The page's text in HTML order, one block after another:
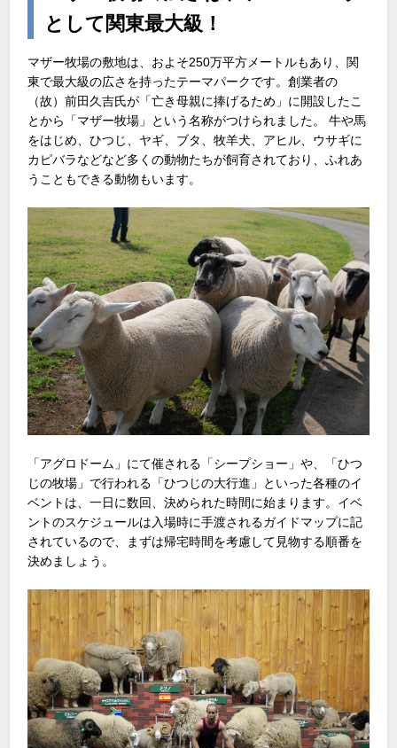
として関東最大級！
マザー牧場の敷地は、およそ250万平方メートルもあり、関
東で最大級の広さを持ったテーマパークです。創業者の
（故）前田久吉氏が「亡き母親に捧げるため」に開設したこ
とから「マザー牧場」という名称がつけられました。 牛や馬
をはじめ、ひつじ、ヤギ、ブタ、牧羊犬、アヒル、ウサギに
カピバラなどなど多くの動物たちが飼育されており、ふれあ
うこともできる動物もいます。
「アグロドーム」にて催される「シープショー」や、「ひつ
じの牧場」で行われる「ひつじの大行進」といった各種のイ
ベントは、一日に数回、決められた時間に始まります。イベ
ントのスケジュールは入場時に手渡されるガイドマップに記
されているので、まずは帰宅時間を考慮して見物する順番を
決めましょう。